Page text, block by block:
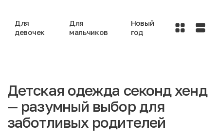
Для
девочек
Для
мальчиков
Новый
год
Детская одежда секонд хенд
— разумный выбор для
заботливых родителей